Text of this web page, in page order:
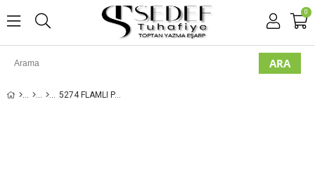
0
5274 FLAMLI PAMUK EŞARP